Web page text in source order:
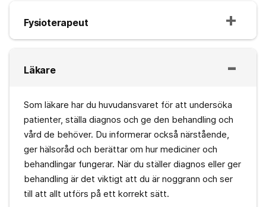
Fysioterapeut
Läkare
Som läkare har du huvudansvaret för att undersöka
patienter, ställa diagnos och ge den behandling och
vård de behöver. Du informerar också närstående,
ger hälsoråd och berättar om hur mediciner och
behandlingar fungerar. När du ställer diagnos eller ger
behandling är det viktigt att du är noggrann och ser
till att allt utförs på ett korrekt sätt.